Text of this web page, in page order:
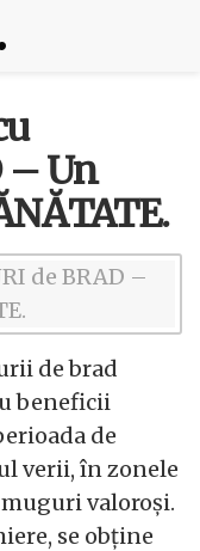
– Un
de brad
beneficii
de
verii, în zonele
valoroși.
se obține